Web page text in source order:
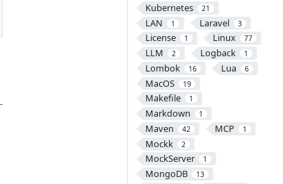
Kubernetes 21
LAN 1 Laravel 3
License 1 Linux 77
LLM 2 Logback 1
Lombok 16 Lua 6
MacOS 19
Makefile 1
Markdown 1
Maven 42 MCP 1
Mockk 2
MockServer 1
MongoDB 13